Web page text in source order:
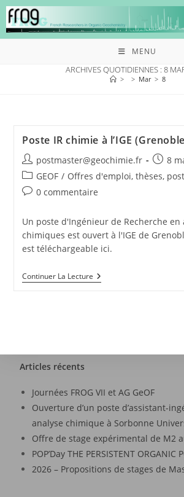
MENU
ARCHIVES QUOTIDIENNES : 8
> > Mar > 8
Poste IR chimie à l’IGE
postmaster@geochimie.fr
8
GEOF / Offres d'emploi, thèses,
0 commentaire
Un poste d'Ingénieur de Recherche en
chimiques est ouvert à l'IGE de
est téléchargeable ici.
Continuer La Lecture
Articles récents
Journées FROG VII et AG GeOF
Ouverture d’un poste d’assistant-
analyse chimique à Sorbonne
Offre de stage expérimental de M2
POP’Day THE PERSISTENT ORGANIC
2026 – Propositions de stages de